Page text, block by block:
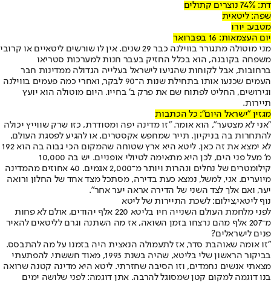
דת: 74% נוצרים קתולים
שפה: ליטאית
מטבע: יורו
יום העצמאות: 16 בפברואר
מני מוטולה מתגורר בווילנה כבר 29 שנים. אין לו שורשים ליטאיים או קרובי
משפחה בקובנה, הוא בכלל החזיק בעבר חנות למערכות סטריאו
ברחובות, אבל לקוחות שהגיעו לישראל בעלייה הגדולה ממדינות חבר
העמים שכנעו אותו בתחילת שנות ה־90 לבקר, ואחרי כמה פעמים בווילנה
וגירושים, החליט לפתוח שם את פרק ב' בחייו. היום מוטולה הוא יועץ
תיירות.
מגזין "ישראל היום": כל הכתבות
"אני לא מצטער", הוא אומר. "זו מדינה יפה ומסודרת, כזו שרק שווייץ יכולה
להתחרות בה בניקיון. תייר שמחפש אקסטרים, או להגיע לפסגת העולם,
לא ימצא את זה כאן. ליטא היא ארץ שטוחה שהמקום הכי גבוה בה הוא 192
מ' מעל פני הים, לכן היא מתאימה לטיולי אופניים. יש בה 10,000
קילומטרים של נחלים ונהרות ויותר מ־2,000 אגמים. 40 אחוזים מהמדינה
מיוערים. אני, למשל, נמצא כעת בדירה, מסתכל מצד אחד של החלון ורואה
יער, ואם אלך לצד השני של הדירה אראה יער אחר".
נוף ליטאי,צילום: לשכת התיירות של ליטא
לפני מלחמת העולם השנייה חיו בליטא 220 אלף יהודים, אולם לא פחות
מ־207 אלף מהם נרצחו בזמן השואה, אז מה השתנה וגרם לליטאים להאיר
פנים לישראלים?
"זו אומה שאוהבת סדר, אז לתעמולה הנאצית היה בזמנו על מה להתבסס.
בביקור הראשון שלי בליטא, שהיה בשנת 1993, מאוד חששתי. להפתעתי
מצאתי אנשים נחמדים, וזו הסיבה שחזרתי. ליטא היא מדינה קטנה שרואה
בנו דוגמה למקום קטן שמסוגל להרבה. אתן דוגמה: לפני שלושה ימים